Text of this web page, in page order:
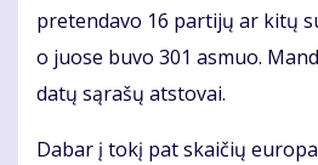
pre­ten­da­vo 16 par­ti­jų ar ki­tų
o juo­se bu­vo 301 as­muo.
da­tų są­ra­šų at­sto­vai.
Da­bar į to­kį pat skai­čių